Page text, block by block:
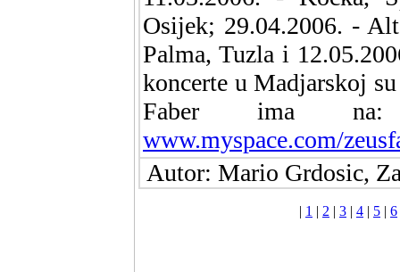
Osijek; 29.04.2006. -
Palma, Tuzla i
koncerte u Madjarskoj
Faber ima
www.myspace.com/
Autor: Mario Grdosic,
| 1 | 2 | 3 | 4 | 5 | 6